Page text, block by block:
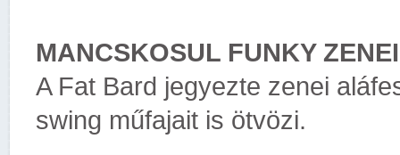
MANCSKOSUL FUNKY
A Fat Bard jegyezte zenei
swing műfajait is ötvözi.